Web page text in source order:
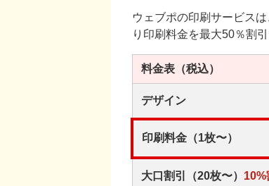
ウェブポの印刷サービス
り印刷料金を最大50％割引
料金表 （税込）
デザイン
印刷料金（1枚〜）
大口割引（20枚〜） 10%